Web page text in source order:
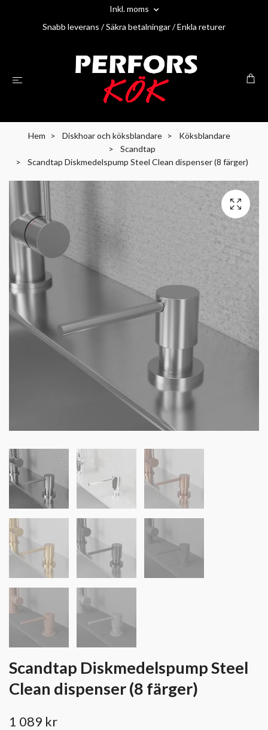
Inkl. moms
Snabb leverans / Säkra betalningar / Enkla returer
Hem Diskhoar och köksblandare
Köksblandare
Scandtap
Scandtap Diskmedelspump Steel Clean dispenser (8 färger)
Scandtap Diskmedelspump Steel
Clean dispenser (8 färger)
1 089 kr